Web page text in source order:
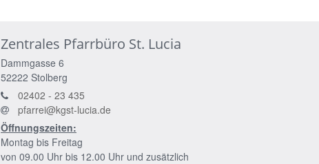
Zentrales Pfarrbüro St. Lucia
Dammgasse 6
52222 Stolberg
02402 - 23 435
pfarrei@kgst-lucia.de
Öffnungszeiten:
Montag bis Freitag
von 09.00 Uhr bis 12.00 Uhr und zusätzlich